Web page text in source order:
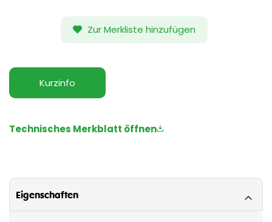
Zur Merkliste hinzufügen
Kurzinfo
Technisches Merkblatt öffnen
Eigenschaften